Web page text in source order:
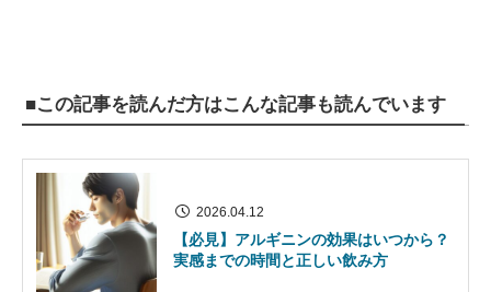
■この記事を読んだ方はこんな記事も読んでいます
2026.04.12
【必見】アルギニンの効果はいつから？
実感までの時間と正しい飲み方